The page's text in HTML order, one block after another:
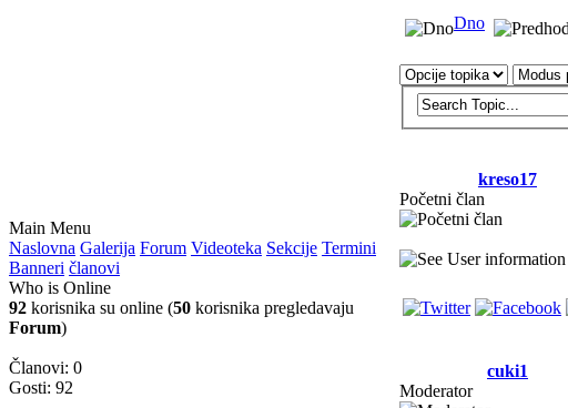
Main Menu
Naslovna Galerija Forum Videoteka Sekcije Termini
Banneri članovi
Who is Online
92 korisnika su online (50 korisnika pregledavaju
Forum)
Članovi: 0
Gosti: 92
Dno
kreso17
Početni član
cuki1
Moderator